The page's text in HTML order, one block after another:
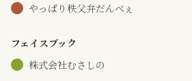
やっぱり秩父弁だんべぇ
フェイスブック
株式会社むさしの